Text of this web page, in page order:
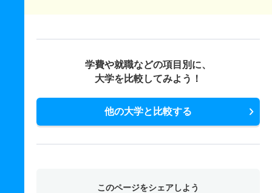
学費や就職などの項目別に、
大学を比較してみよう！
他の大学と比較する
このページをシェアしよう